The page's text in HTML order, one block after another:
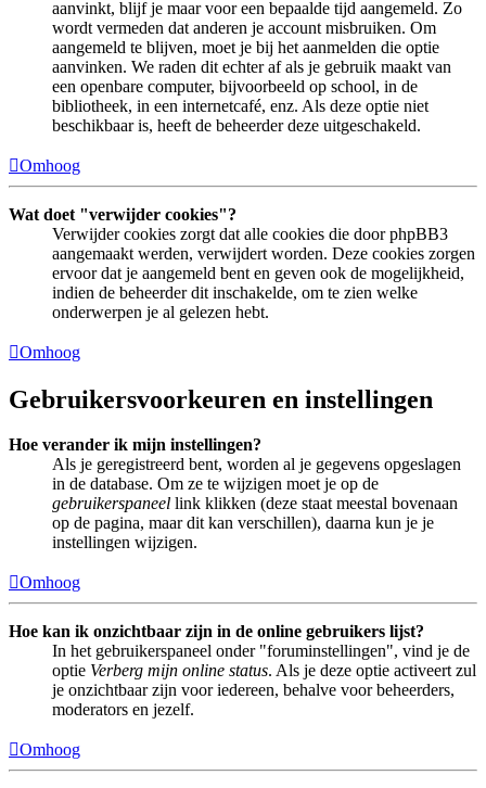
aanvinkt, blijf je maar voor een bepaalde tijd aangemeld. Zo
wordt vermeden dat anderen je account misbruiken. Om
aangemeld te blijven, moet je bij het aanmelden die optie
aanvinken. We raden dit echter af als je gebruik maakt van
een openbare computer, bijvoorbeeld op school, in de
bibliotheek, in een internetcafé, enz. Als deze optie niet
beschikbaar is, heeft de beheerder deze uitgeschakeld.
Omhoog
Wat doet "verwijder cookies"?
Verwijder cookies zorgt dat alle cookies die door phpBB3
aangemaakt werden, verwijdert worden. Deze cookies zorgen
ervoor dat je aangemeld bent en geven ook de mogelijkheid,
indien de beheerder dit inschakelde, om te zien welke
onderwerpen je al gelezen hebt.
Omhoog
Gebruikersvoorkeuren en instellingen
Hoe verander ik mijn instellingen?
Als je geregistreerd bent, worden al je gegevens opgeslagen
in de database. Om ze te wijzigen moet je op de
gebruikerspaneel link klikken (deze staat meestal bovenaan
op de pagina, maar dit kan verschillen), daarna kun je je
instellingen wijzigen.
Omhoog
Hoe kan ik onzichtbaar zijn in de online gebruikers lijst?
In het gebruikerspaneel onder "foruminstellingen", vind je de
optie Verberg mijn online status. Als je deze optie activeert zul
je onzichtbaar zijn voor iedereen, behalve voor beheerders,
moderators en jezelf.
Omhoog